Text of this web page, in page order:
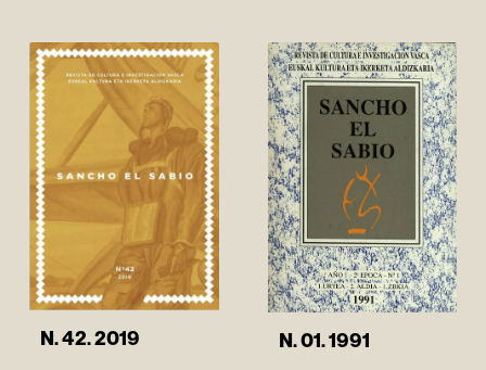
N. 42. 2019 N. 01. 1991